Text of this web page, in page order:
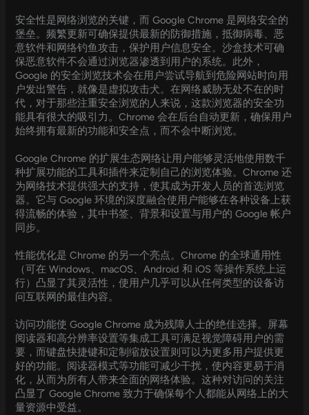
安全性是网络浏览的关键，而 Google Chrome 是网络安全的
堡垒。频繁更新可确保提供最新的防御措施，抵御病毒、恶
意软件和网络钓鱼攻击，保护用户信息安全。沙盒技术可确
保恶意软件不会通过浏览器渗透到用户的系统。此外，
Google 的安全浏览技术会在用户尝试导航到危险网站时向用
户发出警告，就像是虚拟攻击犬。在网络威胁无处不在的时
代，对于那些注重安全浏览的人来说，这款浏览器的安全功
能具有很大的吸引力。Chrome 会在后台自动更新，确保用户
始终拥有最新的功能和安全点，而不会中断浏览。
Google Chrome 的扩展生态网络让用户能够灵活地使用数千
种扩展功能的工具和插件来定制自己的浏览体验。Chrome 还
为网络技术提供强大的支持，使其成为开发人员的首选浏览
器。它与 Google 环境的深度融合使用户能够在各种设备上获
得流畅的体验，其中书签、背景和设置与用户的 Google 帐户
同步。
性能优化是 Chrome 的另一个亮点。Chrome 的全球通用性
（可在 Windows、macOS、Android 和 iOS 等操作系统上运
行）凸显了其灵活性，使用户几乎可以从任何类型的设备访
问互联网的最佳内容。
访问功能使 Google Chrome 成为残障人士的绝佳选择。屏幕
阅读器和高分辨率设置等集成工具可满足视觉障碍用户的需
要，而键盘快捷键和定制缩放设置则可以为更多用户提供更
好的功能。阅读器模式等功能可减少干扰，使内容更易于消
化，从而为所有人带来全面的网络体验。这种对访问的关注
凸显了 Google Chrome 致力于确保每个人都能从网络上的大
量资源中受益。